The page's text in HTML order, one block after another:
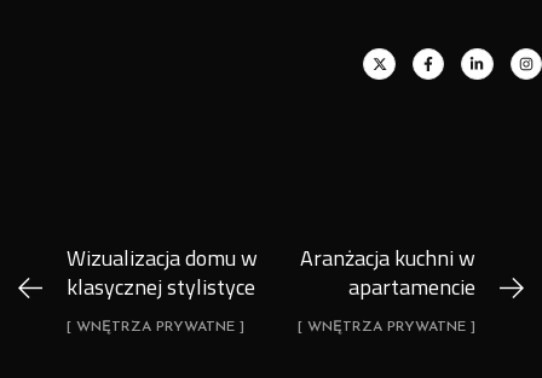
Wizualizacja domu w
klasycznej stylistyce
[ WNĘTRZA PRYWATNE ]
Aranżacja kuchni w
apartamencie
[ WNĘTRZA PRYWATNE ]